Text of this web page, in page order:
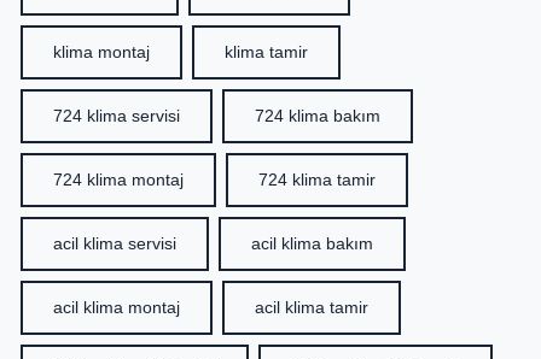
klima montaj klima tamir
724 klima servisi 724 klima bakım
724 klima montaj 724 klima tamir
acil klima servisi acil klima bakım
acil klima montaj acil klima tamir